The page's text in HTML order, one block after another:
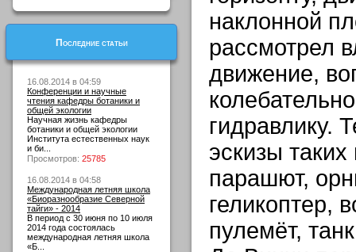
Последние статьи
16.08.2014 в 04:59
Конференции и научные
чтения кафедры ботаники и
общей экологии
Научная жизнь кафедры
ботаники и общей экологии
Института естественных наук
и би...
Просмотров: 25785
16.08.2014 в 04:58
Международная летняя школа
«Биоразнообразие Северной
тайги» - 2014
В период с 30 июня по 10 июля
2014 года состоялась
международная летняя школа
«Б...
наклонной
рассмотрел
движение,
гидравлику.
эскизы
парашют,
геликоптер,
пулемёт,